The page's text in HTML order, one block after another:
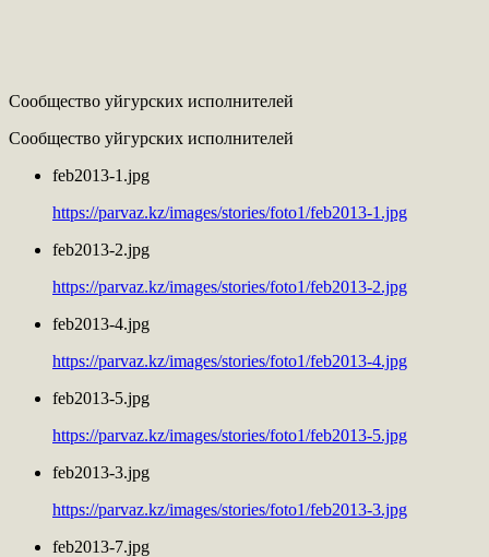
Сообщество уйгурских исполнителей
Сообщество уйгурских исполнителей
feb2013-1.jpg
https://parvaz.kz/images/stories/foto1/feb2013-1.jpg
feb2013-2.jpg
https://parvaz.kz/images/stories/foto1/feb2013-2.jpg
feb2013-4.jpg
https://parvaz.kz/images/stories/foto1/feb2013-4.jpg
feb2013-5.jpg
https://parvaz.kz/images/stories/foto1/feb2013-5.jpg
feb2013-3.jpg
https://parvaz.kz/images/stories/foto1/feb2013-3.jpg
feb2013-7.jpg